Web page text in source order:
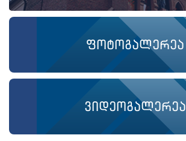
ფოტოგალერეა
ვიდეოგალერეა